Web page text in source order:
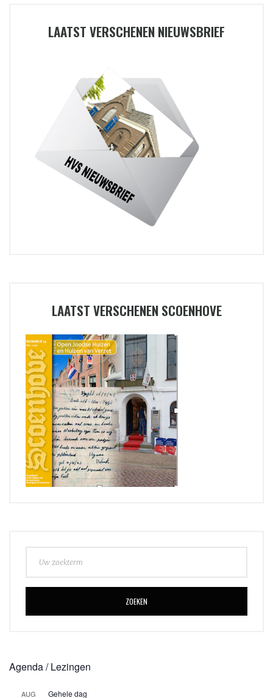
LAATST VERSCHENEN NIEUWSBRIEF
LAATST VERSCHENEN SCOENHOVE
ZOEKEN
Agenda / Lezingen
AUG Gehele dag